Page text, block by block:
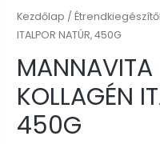
Kezdőlap /
ITALPOR NATÚR, 450G
MANNAVITA
KOLLAGÉN
450G